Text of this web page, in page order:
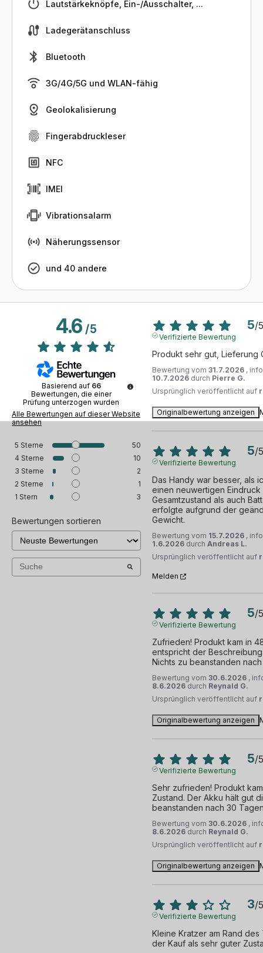
Lautstärkeknöpfe, Ein-/Ausschalter, ...
Ladegerätanschluss
Bluetooth
3G/4G/5G und WLAN-fähig
Geolokalisierung
Fingerabdruckleser
NFC
IMEI
Vibrationsalarm
Näherungssensor
und 40 andere
4.6/5
Basierend auf 66
Bewertungen, die einer
Prüfung unterzogen wurden
Alle Bewertungen auf dieser Website
ansehen
5 Sterne
50
4 Sterne
10
3 Sterne
2
2 Sterne
1
1 Stern 3
Bewertungen sortieren
5/5
Verifizierte Bewertung
Produkt sehr gut, Lieferung
Bewertung vom 31.7.2026 ,
10.7.2026 durch Pierre G.
Ursprünglich veröffentlicht auf
Originalbewertung anzeigen
5/5
Verifizierte Bewertung
Das Handy war besser, als
einen neuwertigen
Gesamtzustand als auch
erfolgte aufgrund der
Gewicht.
Bewertung vom 15.7.2026 ,
1.6.2026 durch Andreas L.
Ursprünglich veröffentlicht auf
Melden
5/5
Verifizierte Bewertung
Zufrieden! Produkt kam in
entspricht der
Nichts zu beanstanden
Bewertung vom 30.6.2026 ,
8.6.2026 durch Reynald G.
Ursprünglich veröffentlicht auf
Originalbewertung anzeigen
5/5
Verifizierte Bewertung
Sehr zufrieden! Produkt
Zustand. Der Akku hält gut
beanstanden nach 30
Bewertung vom 30.6.2026 ,
8.6.2026 durch Reynald G.
Ursprünglich veröffentlicht auf
Originalbewertung anzeigen
3/5
Verifizierte Bewertung
Kleine Kratzer am Rand
der Kauf als sehr guter